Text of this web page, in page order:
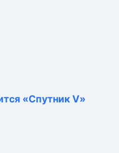
«Спутник V»